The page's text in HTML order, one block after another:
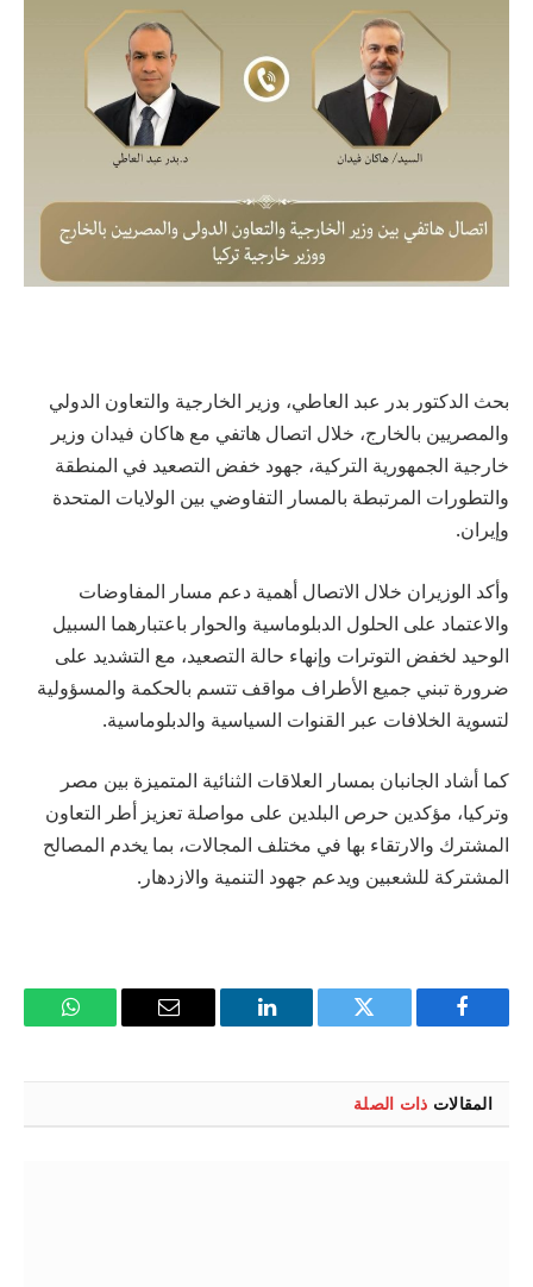
بحث الدكتور بدر عبد العاطي، وزير الخارجية والتعاون الدولي
والمصريين بالخارج، خلال اتصال هاتفي مع هاكان فيدان وزير
خارجية الجمهورية التركية، جهود خفض التصعيد في المنطقة
والتطورات المرتبطة بالمسار التفاوضي بين الولايات المتحدة
وإيران.
وأكد الوزيران خلال الاتصال أهمية دعم مسار المفاوضات
والاعتماد على الحلول الدبلوماسية والحوار باعتبارهما السبيل
الوحيد لخفض التوترات وإنهاء حالة التصعيد، مع التشديد على
ضرورة تبني جميع الأطراف مواقف تتسم بالحكمة والمسؤولية
لتسوية الخلافات عبر القنوات السياسية والدبلوماسية.
كما أشاد الجانبان بمسار العلاقات الثنائية المتميزة بين مصر
وتركيا، مؤكدين حرص البلدين على مواصلة تعزيز أطر التعاون
المشترك والارتقاء بها في مختلف المجالات، بما يخدم المصالح
المشتركة للشعبين ويدعم جهود التنمية والازدهار.
فيسبوك تويتر لينكدإن
البريد
واتساب
المقالات ذات الصلة